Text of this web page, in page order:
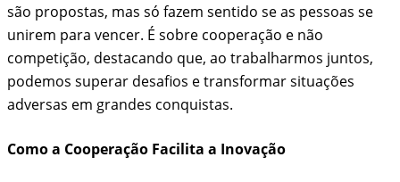
são propostas, mas só fazem sentido se as pessoas se
unirem para vencer. É sobre cooperação e não
competição, destacando que, ao trabalharmos juntos,
podemos superar desafios e transformar situações
adversas em grandes conquistas.
Como a Cooperação Facilita a Inovação